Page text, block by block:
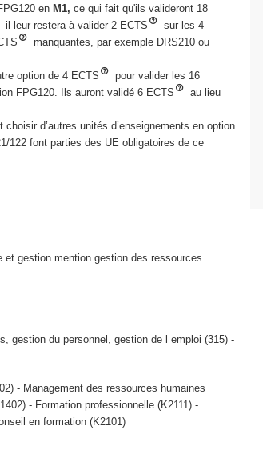
en M1, ce qui fait qu'ils valideront 18
il leur restera à valider 2 ECTS
sur les 4
manquantes, par exemple DRS210 ou
option de 4 ECTS
pour valider les 16
FPG120. Ils auront validé 6 ECTS
au lieu
d’autres unités d’enseignements en option
122 font parties des UE obligatoires de ce
et gestion mention gestion des ressources
gestion du personnel, gestion de l emploi (315) -
- Management des ressources humaines
- Formation professionnelle (K2111) -
en formation (K2101)